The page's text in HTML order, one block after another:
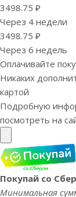
3498.75 ₽
Через 4 недели
3498.75 ₽
Через 6 недель
Оплачивайте
Никаких
картой
Подробную
посмотреть на
Покупай со
Минимальная